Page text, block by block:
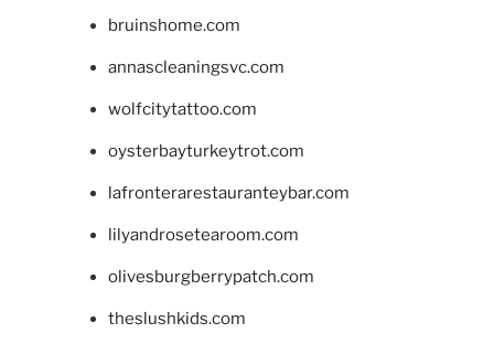
bruinshome.com
annascleaningsvc.com
wolfcitytattoo.com
oysterbayturkeytrot.com
lafronterarestauranteybar.com
lilyandrosetearoom.com
olivesburgberrypatch.com
theslushkids.com